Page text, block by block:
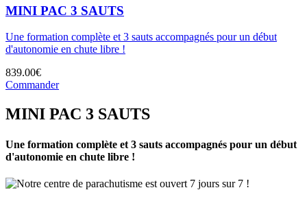
MINI PAC 3 SAUTS
Une formation complète et 3 sauts accompagnés pour un début
d'autonomie en chute libre !
839.00€
Commander
MINI PAC 3 SAUTS
Une formation complète et 3 sauts accompagnés pour un début
d'autonomie en chute libre !
Notre centre de parachutisme est ouvert 7 jours sur 7 !